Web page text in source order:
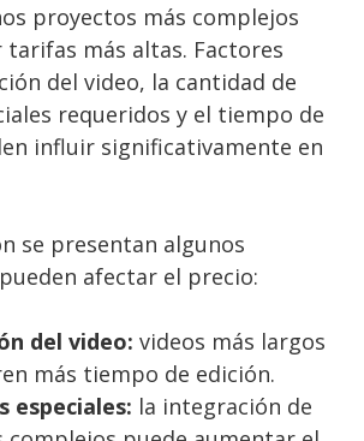
proyectos más complejos
tarifas más altas. Factores
del video, la cantidad de
requeridos y el tiempo de
influir significativamente en
se presentan algunos
afectar el precio:
del video: videos más largos
más tiempo de edición.
especiales: la integración de